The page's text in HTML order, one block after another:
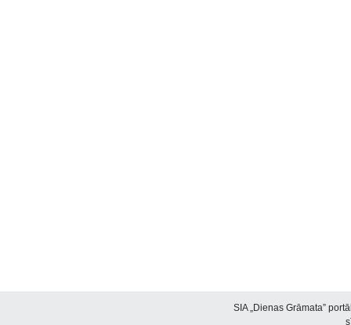
SIA „Dienas Grāmata”